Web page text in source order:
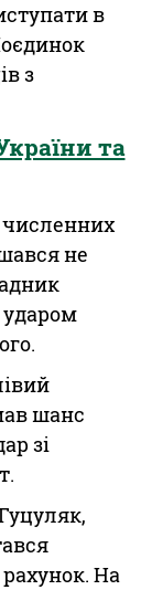
в
з
та
не
ударом
шанс
зі
На